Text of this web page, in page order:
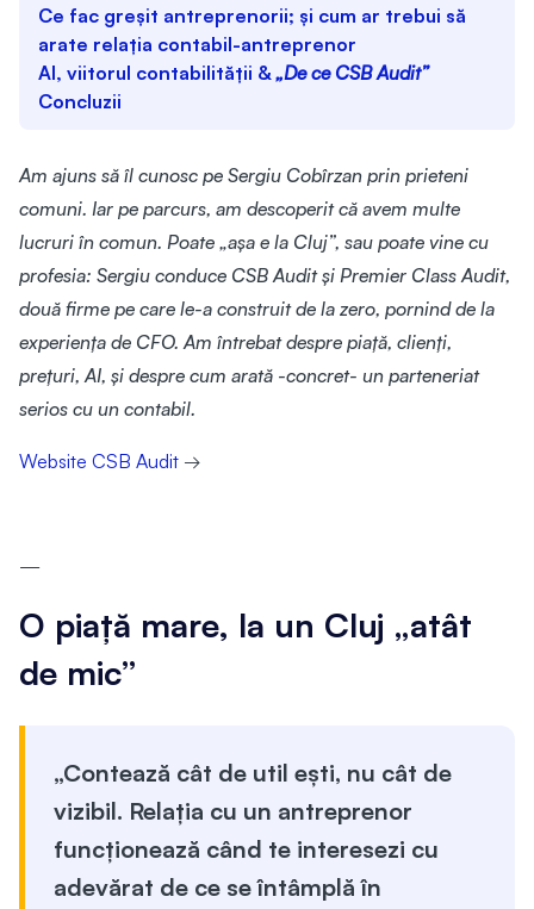
Ce fac greșit antreprenorii; și cum ar trebui să
arate relația contabil-antreprenor
AI, viitorul contabilității & „De ce CSB Audit”
Concluzii
Am ajuns să îl cunosc pe Sergiu Cobîrzan prin prieteni
comuni. Iar pe parcurs, am descoperit că avem multe
lucruri în comun. Poate „așa e la Cluj”, sau poate vine cu
profesia: Sergiu conduce CSB Audit și Premier Class Audit,
două firme pe care le-a construit de la zero, pornind de la
experiența de CFO. Am întrebat despre piață, clienți,
prețuri, AI, și despre cum arată -concret- un parteneriat
serios cu un contabil.
Website CSB Audit →
—
O piață mare, la un Cluj „atât
de mic”
„Contează cât de util ești, nu cât de
vizibil. Relația cu un antreprenor
funcționează când te interesezi cu
adevărat de ce se întâmplă în